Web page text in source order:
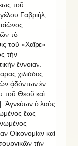
τοῦ
Γαβριήλ,
τὸ
τοῦ «Χαῖρε»
τὴν
ἔννοιαν.
χιλιάδας
ᾀδόντων ἐν
τοῦ Θεοῦ καὶ
Ἁγνεύων ὁ λαὸς
ἕως
Οἰκονομίαν καὶ
τὴν